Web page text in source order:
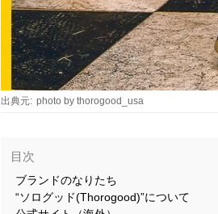
出典元: photo by thorogood_usa
目次
ブランドのなりたち
“ソログッド(Thorogood)”について